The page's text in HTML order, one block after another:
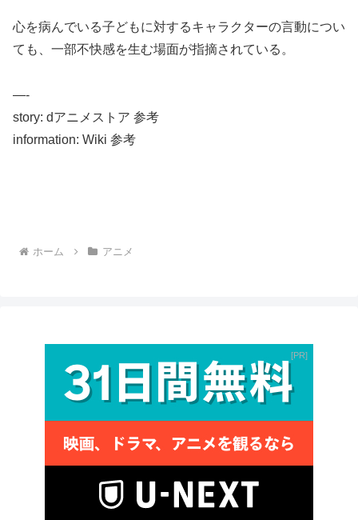
心を病んでいる子どもに対するキャラクターの言動につい
ても、一部不快感を生む場面が指摘されている。
—-
story: dアニメストア 参考
information: Wiki 参考
ホーム アニメ
PR